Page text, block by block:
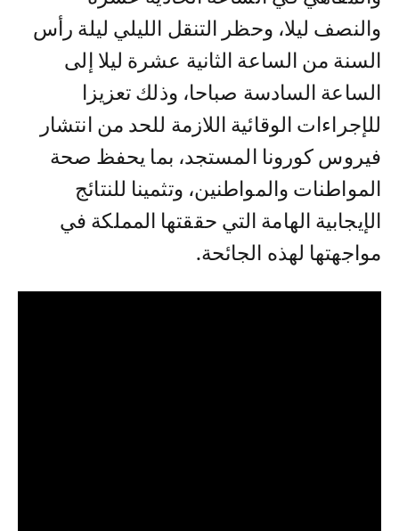
والنصف ليلا، وحظر التنقل الليلي ليلة رأس
السنة من الساعة الثانية عشرة ليلا إلى
الساعة السادسة صباحا، وذلك تعزيزا
للإجراءات الوقائية اللازمة للحد من انتشار
فيروس كورونا المستجد، بما يحفظ صحة
المواطنات والمواطنين، وتثمينا للنتائج
الإيجابية الهامة التي حققتها المملكة في
مواجهتها لهذه الجائحة.